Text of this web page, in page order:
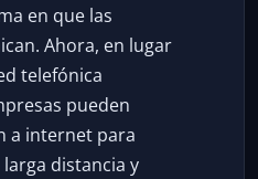
en que las
Ahora, en lugar
telefónica
pueden
a internet para
distancia y